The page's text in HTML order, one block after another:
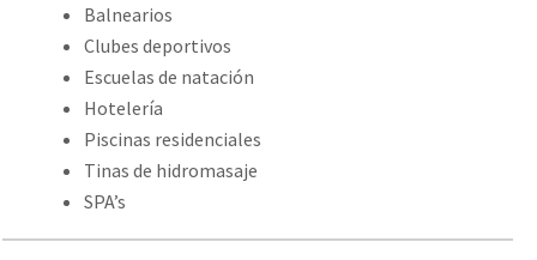
Balnearios
Clubes deportivos
Escuelas de natación
Hotelería
Piscinas residenciales
Tinas de hidromasaje
SPA’s